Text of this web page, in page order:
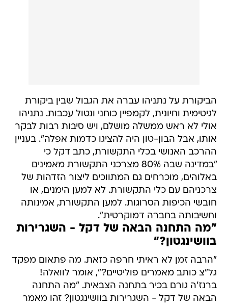
הביקורת על נתניהו עברה את הגבול שבין ביקורת
לגיטימית וחיונית, לקמפיין כוחני ונטול עכבות. נתניהו
אולי לא ראש ממשלה מושלם, ויש סיבות רבות לבקר
אותו, אבל הבון-טון היה להציגו כדמות אפלה". בעניין
ההרכב האנושי בכלי התקשורת, כתב דקל כי
"במדינה שבה 80% מצרכני התקשורת מאמינים
באלוהים, מוכרחים גם המתווכים ליצור הזדהות של
צרכניהם עם כלי התקשורת. לא למען הימנים, או
חובשי הכיפות הסרוגות. למען התקשורת, אמינותה
וחשיבותה בחברה דמוקרטית".
"מה התחנה הבאה של דקל - השגרירות
בוושינגטון?"
"הרבה זמן לא ראיתי חרפה כזאת. מה פתאום מפקד
גל"צ כותב מאמרים פוליטיים?", אומר לוואלה!
ברנז'ה גורם בכיר בתחנה הצבאית. "מה התחנה
הבאה של דקל - השגרירות בוושינגטון? זהו מאמר